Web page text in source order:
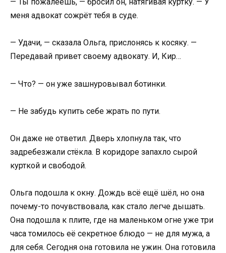
меня адвокат сожрёт тебя в суде.
— Удачи, — сказала Ольга, прислонясь к косяку. —
Передавай привет своему адвокату. И, Кир…
— Что? — он уже зашнуровывал ботинки.
— Не забудь купить себе жрать по пути.
Он даже не ответил. Дверь хлопнула так, что
задребезжали стёкла. В коридоре запахло сырой
курткой и свободой.
Ольга подошла к окну. Дождь всё ещё шёл, но она
почему-то почувствовала, как стало легче дышать.
Она подошла к плите, где на маленьком огне уже три
часа томилось её секретное блюдо — не для мужа, а
для себя. Сегодня она готовила не ужин. Она готовила